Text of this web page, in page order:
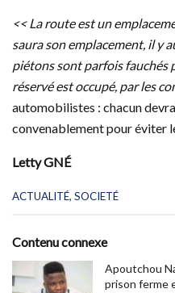
<< La route est un
saura son emplacement, il y
piétons sont parfois fauchés
réservé est occupé, par les
automobilistes : chacun
convenablement pour éviter
Letty GNÉ
C
e
r
ACTUALITÉ, SOCIETÉ
Contenu connexe
Apoutchou
prison ferme